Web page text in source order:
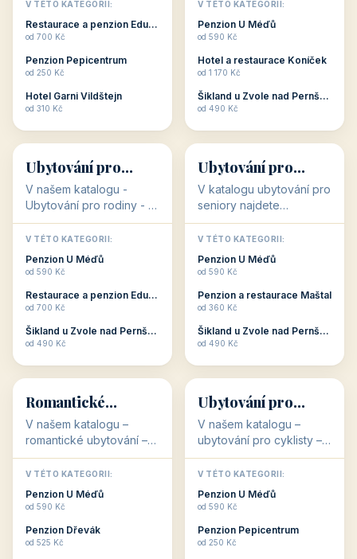
dovolenou přímo
souvisejí. Aktivní
odpočinek jso...
V TÉTO KATEGORII:
Restaurace a penzion Eduard
od 700 Kč
Penzion Pepicentrum
od 250 Kč
Hotel Garni Vildštejn
od 310 Kč
cenově dostupné
ubytování v ČR. Budete
c...
V TÉTO KATEGORII:
Penzion U Méďů
od 590 Kč
Hotel a restaurace Koníček
od 1 170 Kč
Šikland u Zvole nad Pernštejnem
od 490 Kč
👨‍👩‍👧‍👦
👨‍👩‍👧‍👦
34 objektů
Ubytování pro
rodiny
V našem katalogu -
Ubytování pro rodiny -
jsou pro Vás připraveny
objekty, které svojí
polohou či vybaveností,
nabízí klidné ubytování
V TÉTO KATEGORII:
Penzion U Méďů
od 590 Kč
Restaurace a penzion Eduard
od 700 Kč
Šikland u Zvole nad Pernštejnem
od 490 Kč
🧓
🧓
33 objektů
Ubytování pro
seniory
V katalogu ubytování pro
seniory najdete
penziony a hotely, které
jsou přizpůsobeny pro
ubytování klientů vyššího
věku. Některé z nich
V TÉTO KATEGORII:
Penzion U Méďů
od 590 Kč
Penzion a restaurace Maštal
od 360 Kč
Šikland u Zvole nad Pernštejnem
od 490 Kč
💕
💕
Romantické
ubytování
V našem katalogu –
romantické ubytování –
jsou pro Vás připraveny
objekty, které svojí
stavbou, polohou anebo
zaměřením nabízí
Romantické ...
V TÉTO KATEGORII:
Penzion U Méďů
od 590 Kč
Penzion Dřevák
od 525 Kč
🚴
🚴
32 objektů
Ubytování pro
cyklisty
V našem katalogu –
ubytování pro cyklisty –
jsou pro Vás připraveny
objekty, které jsou na
milovníky cykloturistiky
připraveny. Většinou mají
V TÉTO KATEGORII:
Penzion U Méďů
od 590 Kč
Penzion Pepicentrum
od 250 Kč